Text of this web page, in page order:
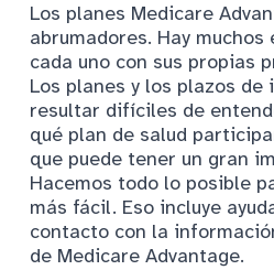
Los planes Medicare
abrumadores. Hay
cada uno con sus propias
Los planes y los plazos de
resultar difíciles de
qué plan de salud
que puede tener un gran
Hacemos todo lo posible
más fácil. Eso incluye
contacto con la
de Medicare Advantage.